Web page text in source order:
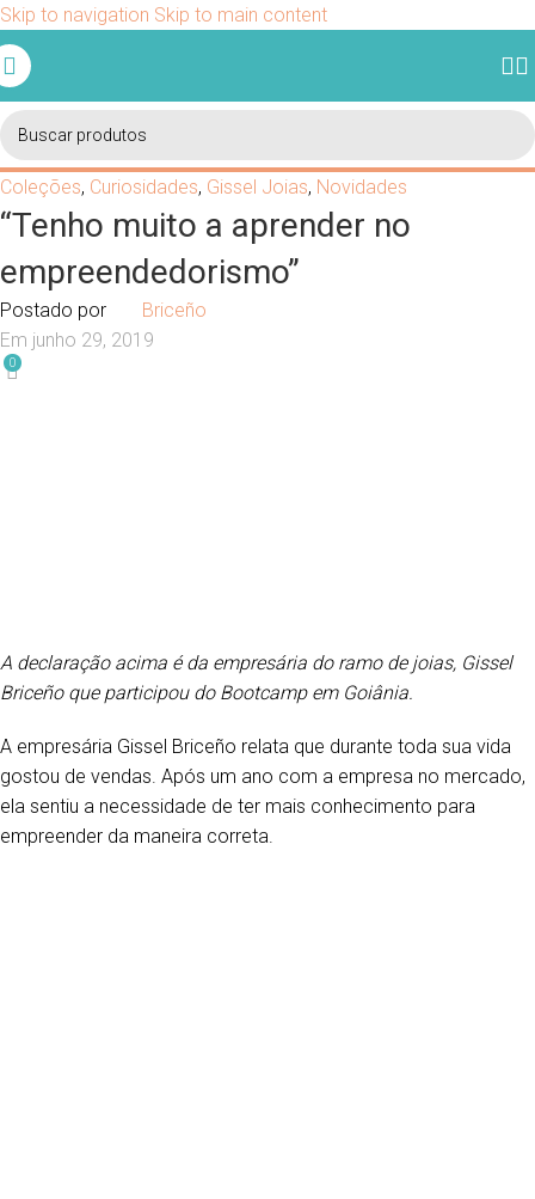
Skip to navigation Skip to main content
Coleções, Curiosidades, Gissel Joias, Novidades
“Tenho muito a aprender no
empreendedorismo”
Postado por
Briceño
Em junho 29, 2019
0
A declaração acima é da empresária do ramo de joias, Gissel
Briceño que participou do Bootcamp em Goiânia.
A empresária Gissel Briceño relata que durante toda sua vida
gostou de vendas. Após um ano com a empresa no mercado,
ela sentiu a necessidade de ter mais conhecimento para
empreender da maneira correta.